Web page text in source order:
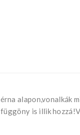
is illik